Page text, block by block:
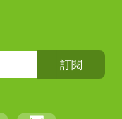
訂閱